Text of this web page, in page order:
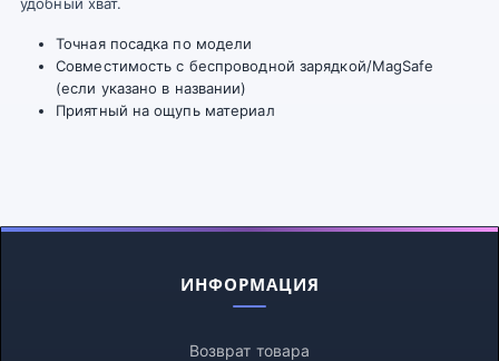
Точная посадка по модели
Совместимость с беспроводной зарядкой/MagSafe
(если указано в названии)
Приятный на ощупь материал
ИНФОРМАЦИЯ
Возврат товара